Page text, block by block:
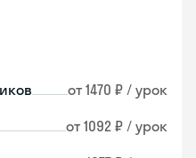
от 1470 ₽ / урок
от 1092 ₽ / урок